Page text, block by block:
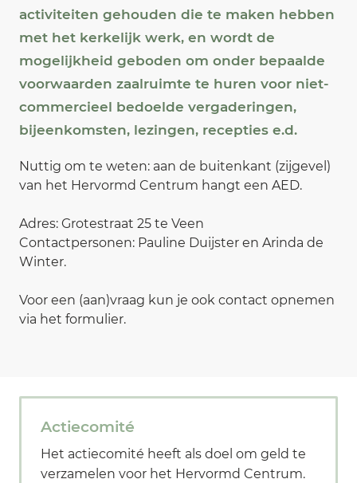
activiteiten gehouden die te maken hebben
met het kerkelijk werk, en wordt de
mogelijkheid geboden om onder bepaalde
voorwaarden zaalruimte te huren voor niet-
commercieel bedoelde vergaderingen,
bijeenkomsten, lezingen, recepties e.d.
Nuttig om te weten: aan de buitenkant (zijgevel)
van het Hervormd Centrum hangt een AED.
Adres: Grotestraat 25 te Veen
Contactpersonen: Pauline Duijster en Arinda de
Winter.
Voor een (aan)vraag kun je ook contact opnemen
via het formulier.
Actiecomité
Het actiecomité heeft als doel om geld te
verzamelen voor het Hervormd Centrum.